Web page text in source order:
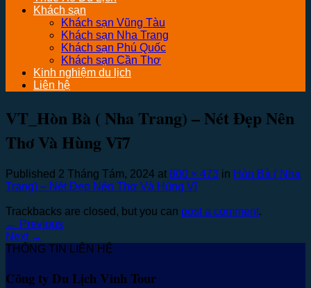
Khách sạn
Khách sạn Vũng Tàu
Khách sạn Nha Trang
Khách sạn Phú Quốc
Khách sạn Cần Thơ
Kinh nghiệm du lịch
Liên hệ
VT_Hòn Bà ( Nha Trang) – Nét Đẹp Nên
Thơ Và Hùng Vĩ7
Published 2 Tháng Tám, 2024 at 800 × 473 in Hòn Bà ( Nha
Trang) – Nét Đẹp Nên Thơ Và Hùng Vĩ
Trackbacks are closed, but you can post a comment.
← Previous
Next →
THÔNG TIN LIÊN HỆ
Công ty Du Lịch Vinh Tour